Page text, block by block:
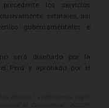
los servicios
estatales, así
gubernamentales e
será diseñado por la
Perú y aprobado por el